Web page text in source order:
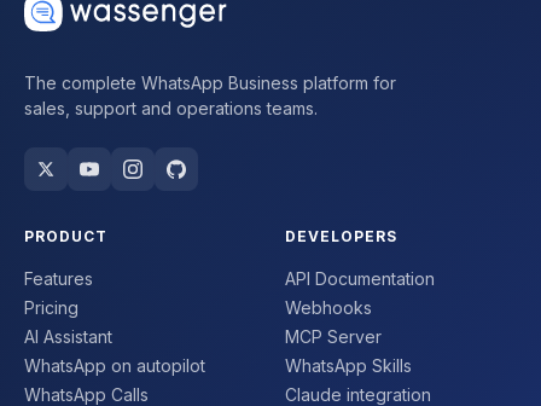
The complete WhatsApp Business platform for
sales, support and operations teams.
PRODUCT
Features
Pricing
AI Assistant
WhatsApp on autopilot
WhatsApp Calls
DEVELOPERS
API Documentation
Webhooks
MCP Server
WhatsApp Skills
Claude integration